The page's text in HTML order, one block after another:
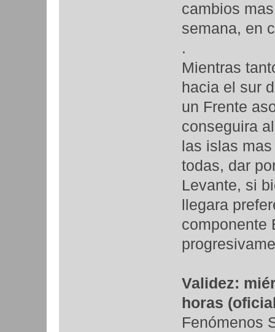
cambios
semana, en
.
Mientras
hacia el sur
un Frente
conseguira
las islas
todas, dar
Levante, si
llegara
componente
Validez:
horas
Fenómenos